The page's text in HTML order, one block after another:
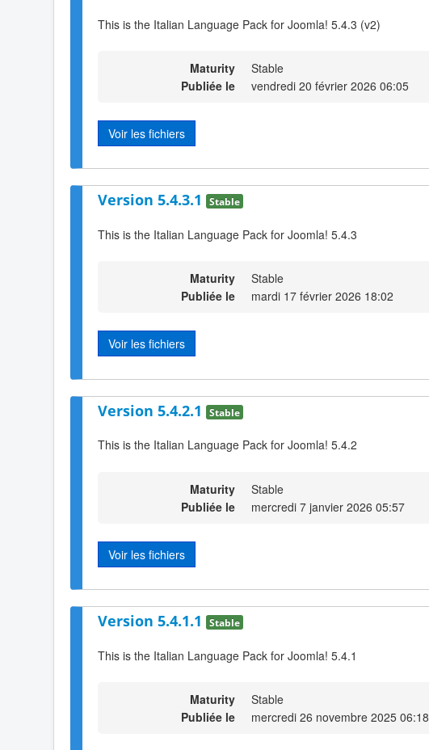
This is the Italian Language Pack for Joomla! 5.4.3 (v2)
Maturity
Stable
Publiée le
vendredi 20 février 2026 06:05
Voir les fichiers
Version 5.4.3.1 Stable
This is the Italian Language Pack for Joomla! 5.4.3
Maturity
Stable
Publiée le
mardi 17 février 2026 18:02
Voir les fichiers
Version 5.4.2.1 Stable
This is the Italian Language Pack for Joomla! 5.4.2
Maturity
Stable
Publiée le
mercredi 7 janvier 2026 05:57
Voir les fichiers
Version 5.4.1.1 Stable
This is the Italian Language Pack for Joomla! 5.4.1
Maturity
Stable
Publiée le
mercredi 26 novembre 2025 06:18